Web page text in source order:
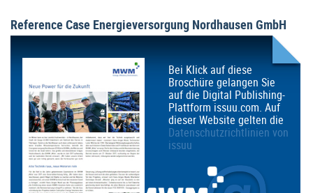
Reference Case Energieversorgung Nordhausen GmbH
Bei Klick auf diese
Broschüre gelangen Sie
auf die Digital Publishing-
Plattform issuu.com. Auf
dieser Website gelten die
Datenschutzrichtlinien von
issuu